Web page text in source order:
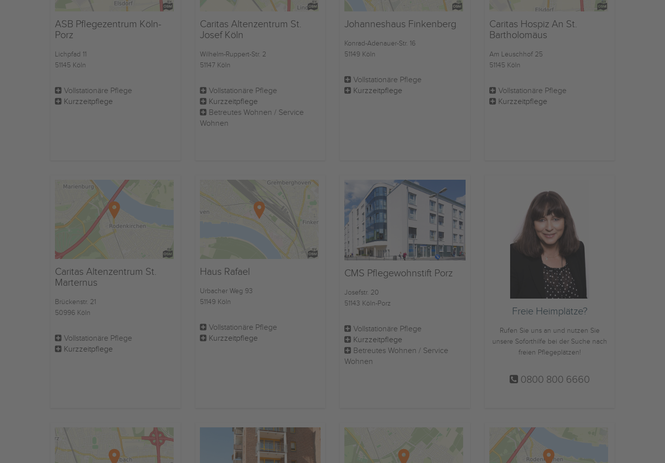
ASB Pflegezentrum Köln-
Porz
Lichpfad 11
51145 Köln
Vollstationäre Pflege
Kurzzeitpflege
Caritas Altenzentrum St.
Josef Köln
Wilhelm-Ruppert-Str. 2
51147 Köln
Vollstationäre Pflege
Kurzzeitpflege
Betreutes Wohnen / Service
Wohnen
Johanneshaus Finkenberg
Konrad-Adenauer-Str. 16
51149 Köln
Vollstationäre Pflege
Kurzzeitpflege
Caritas Hospiz An St.
Bartholomäus
Am Leuschhof 25
51145 Köln
Vollstationäre Pflege
Kurzzeitpflege
Caritas Altenzentrum St.
Marternus
Brückenstr. 21
50996 Köln
Vollstationäre Pflege
Kurzzeitpflege
Haus Rafael
Urbacher Weg 93
51149 Köln
Vollstationäre Pflege
Kurzzeitpflege
CMS Pflegewohnstift Porz
Josefstr. 20
51143 Köln-Porz
Vollstationäre Pflege
Kurzzeitpflege
Betreutes Wohnen / Service
Wohnen
Freie Heimplätze?
Rufen Sie uns an und nutzen Sie
unsere Soforthilfe bei der Suche nach
freien Pflegeplätzen!
0800 800 6660